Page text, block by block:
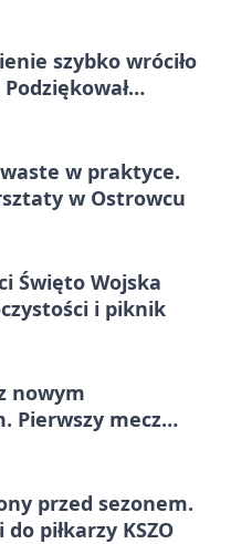
szybko wróciło
w praktyce.
w Ostrowcu
Święto Wojska
i piknik
nowym
Pierwszy mecz
przed sezonem.
piłkarzy KSZO